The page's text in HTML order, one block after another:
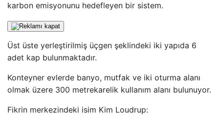
karbon emisyonunu hedefleyen bir sistem.
Üst üste yerleştirilmiş üçgen şeklindeki iki yapıda 6
adet kap bulunmaktadır.
Konteyner evlerde banyo, mutfak ve iki oturma alanı
olmak üzere 300 metrekarelik kullanım alanı bulunuyor.
Fikrin merkezindeki isim Kim Loudrup: